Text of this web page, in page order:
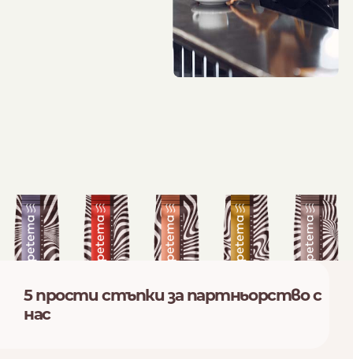
5 прости стъпки за партньорство с
нас